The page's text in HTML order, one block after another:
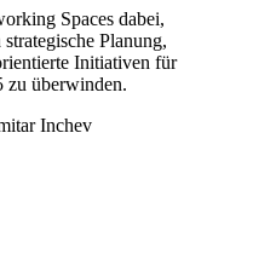
Spaces dabei,
Planung,
Initiativen für
zu überwinden.
Inchev